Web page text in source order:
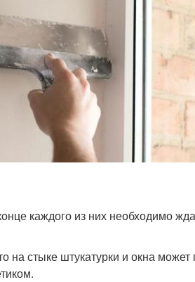
каждого из них необходимо
на стыке штукатурки и окна